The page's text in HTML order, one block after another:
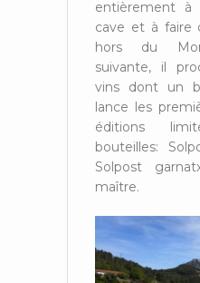
entièrement à
cave et à faire
hors du
suivante, il
vins dont un
lance les
éditions
bouteilles:
Solpost
maître.